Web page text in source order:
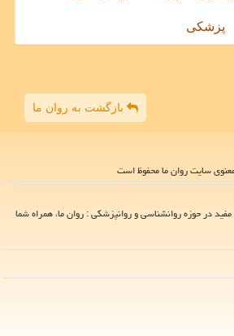
پزشکی
بازگشت به روان ما
در حوزه روانشناسی و روانپزشکی : روان ما، همراه شما